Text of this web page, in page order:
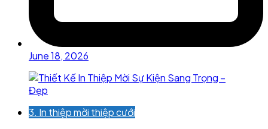
June 18, 2026
3. In thiệp mời thiệp cưới